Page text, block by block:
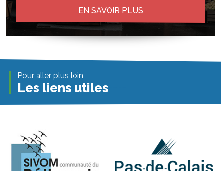
EN SAVOIR PLUS
Pour aller plus loin
Les liens utiles